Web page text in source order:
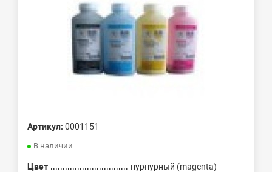
Артикул: 0001151
В наличии
Цвет
пурпурный (magenta)